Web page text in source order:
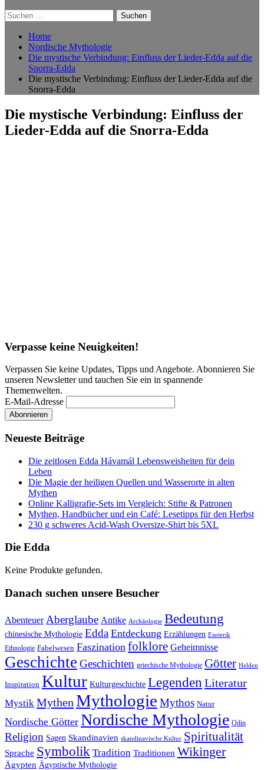
Suchen
nach:
Home
Nordische Mythologie
Die mystische Verbindung: Einfluss der Lieder-Edda auf die
Snorra-Edda
Die mystische Verbindung: Einfluss der Lieder-Edda auf die
Snorra-Edda
Die mystische Verbindung: Einfluss der
Lieder-Edda auf die Snorra-Edda
Verpasse keine Neuigkeiten!
Verpassen Sie keine Updates, Tipps und Angebote. Abonnieren Sie
unseren Newsletter und tauchen Sie ein in spannende
Themenwelten.
E-Mail-Adresse
Neueste Beiträge
Die zeitlosen Edda Hávamál Lebensweisheiten für dein
Leben
Die Magie der heiligen Quellen und Wasserorte in alten
Mythen
Online Kalligrafie‑Sets im Vergleich: Stifte & Patronen
Mythen, Handbücher und ein Café: Lesetipps für den Herbst
230 g schweres Acid-Wash Oversize-Shirt bis 5XL
Die Edda
Keine Produkte gefunden.
Danach suchen unsere Besucher
Abenteuer Aberglaube Antike Archäologie Bedeutung
chinesische Mythologie Edda Entdeckung Erzählungen Esoterik
Ethnologie Fabelwesen Faszination folklore Geheimnisse
Geschichte Geschichten griechische Mythologie Götter Helden
Inspiration Kultur Kulturgeschichte Legenden Literatur
Mystik Mythen Mythologie Mythos Natur
Nordische Götter Nordische Mythologie Odin
Religion Sagen Skandinavien skandinavische Kultur Spiritualität
Sprache Symbolik Tradition Traditionen Wikinger
Ägypten Ägyptische Mythologie